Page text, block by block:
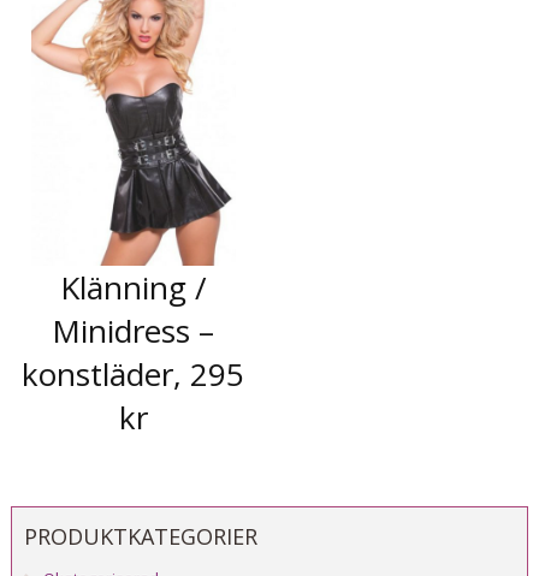
Klänning /
Minidress –
konstläder, 295
kr
PRODUKTKATEGORIER